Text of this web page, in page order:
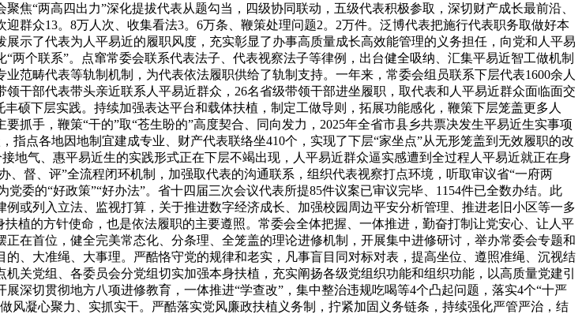
焦“两高四出力”深化提拔代表从题勾当，四级协同联动，五级代表积极参取，深切财产成长最前沿、
群众13。8万人次、收集看法3。6万条、鞭策处理问题2。2万件。泛博代表把施行代表职务取做好本
示了代表为人平易近的履职风度，充实彰显了办事高质量成长高效能管理的义务担任，向党和人平易
个联系”。点窜常委会联系代表法子、代表视察法子等律例，出台健全吸纳、汇集平易近智工做机制
范畴代表等轨制机制，为代表依法履职供给了轨制支持。一年来，常委会组员联系下层代表1600余人
干部代表带头亲近联系人平易近群众，26名省级带领干部进坐履职，取代表和人平易近群众面临面交
硕下层实践。持续加强表达平台和载体扶植，制定工做导则，拓展功能感化，鞭策下层笼盖更多人
抓手，鞭策“干的”取“苍生盼的”高度契合、同向发力，2025年全省市县乡共票决发生平易近生实事项
点各地因地制宜建成专业、财产代表联络坐410个，实现了下层“家坐点”从无形笼盖到无效履职的改
地气、惠平易近生的实践形式正在下层不竭出现，人平易近群众逼实感遭到全过程人平易近就正在身
督、评”全流程闭环机制，加强取代表的沟通联系，组织代表视察打点环境，听取审议省“一府两
委的“好政策”“好办法”。省十四届三次会议代表所提85件议案已审议完毕、1154件已全数办结。此
或列入立法、监视打算，关于推进数字经济成长、加强校园周边平安分析管理、推进老旧小区等一多
植的方针使命，也是依法履职的主要遵照。常委会全体把握、一体推进，勤奋打制让党安心、让人平
在首位，健全完美常态化、分条理、全笼盖的理论进修机制，开展集中进修研讨，举办常委会专题和
、大准绳、大事理。严酷恪守党的规律和老实，凡事盲目同对标对表，提高坐位、遵照准绳、沉视结
关党组、各委员会分党组切实加强本身扶植，充实阐扬各级党组织功能和组织功能，以高质量党建引
深切贯彻地方八项进修教育，一体推进“学查改”，集中整治违规吃喝等4个凸起问题，落实4个“十严
风凝心聚力、实抓实干。严酷落实党风廉政扶植义务制，拧紧加固义务链条，持续强化严管严治，结